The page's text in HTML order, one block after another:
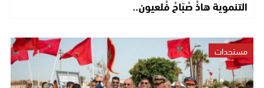
التنموية هاذْ صْبَاحْ فْلعيون..
مستجدات